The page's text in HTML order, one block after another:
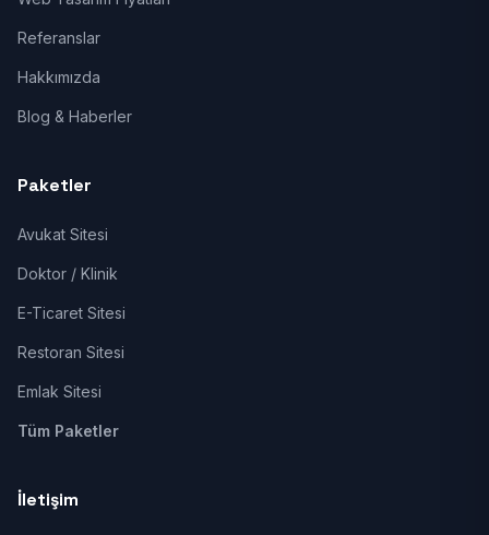
Referanslar
Hakkımızda
Blog & Haberler
Paketler
Avukat Sitesi
Doktor / Klinik
E-Ticaret Sitesi
Restoran Sitesi
Emlak Sitesi
Tüm Paketler
İletişim